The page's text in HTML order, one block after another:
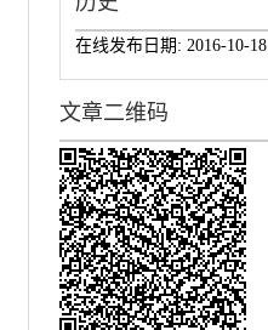
在线发布日期: 2016-10-18
文章二维码